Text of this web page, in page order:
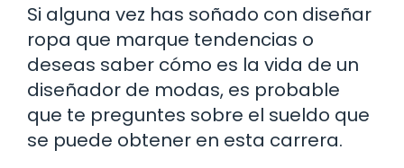
Si alguna vez has soñado con diseñar
ropa que marque tendencias o
deseas saber cómo es la vida de un
diseñador de modas, es probable
que te preguntes sobre el sueldo que
se puede obtener en esta carrera.